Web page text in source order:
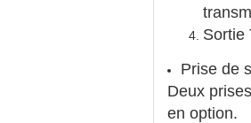
Sortie
Prise de
Deux
en option.